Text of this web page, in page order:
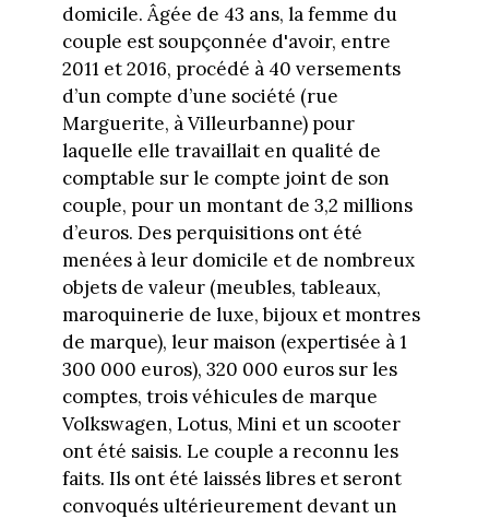
domicile. Âgée de 43 ans, la femme du
couple est soupçonnée d'avoir, entre
2011 et 2016, procédé à 40 versements
d’un compte d’une société (rue
Marguerite, à Villeurbanne) pour
laquelle elle travaillait en qualité de
comptable sur le compte joint de son
couple, pour un montant de 3,2 millions
d’euros. Des perquisitions ont été
menées à leur domicile et de nombreux
objets de valeur (meubles, tableaux,
maroquinerie de luxe, bijoux et montres
de marque), leur maison (expertisée à 1
300 000 euros), 320 000 euros sur les
comptes, trois véhicules de marque
Volkswagen, Lotus, Mini et un scooter
ont été saisis. Le couple a reconnu les
faits. Ils ont été laissés libres et seront
convoqués ultérieurement devant un